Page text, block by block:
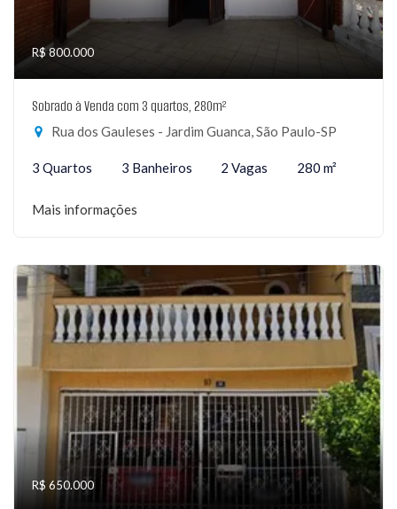
R$ 800.000
Sobrado à Venda com 3 quartos, 280m²
Rua dos Gauleses - Jardim Guanca, São Paulo-SP
3 Quartos 3 Banheiros 2 Vagas 280 m²
Mais informações
R$ 650.000